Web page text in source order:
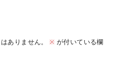
ありません。 ※ が付いている欄